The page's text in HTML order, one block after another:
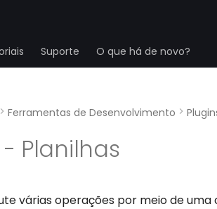
Suporte O que há de novo?
Ferramentas de Desenvolvimento
Planilhas
várias operações por meio de uma